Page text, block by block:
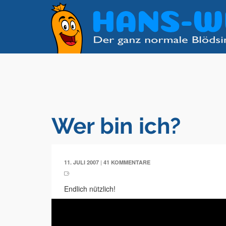
Wer bin ich?
11. JULI 2007 | 41 KOMMENTARE
Endlich nützlich!